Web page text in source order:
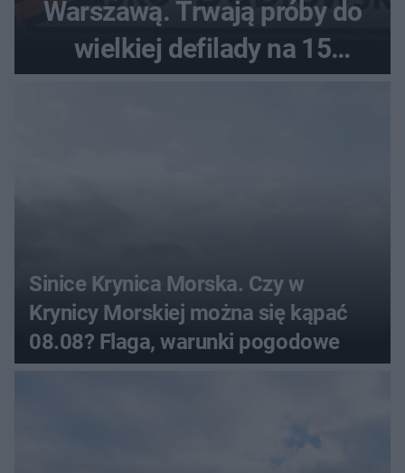
Warszawą. Trwają próby do
wielkiej defilady na 15
Sinice Krynica Morska. Czy w
Krynicy Morskiej można się kąpać
08.08? Flaga, warunki pogodowe